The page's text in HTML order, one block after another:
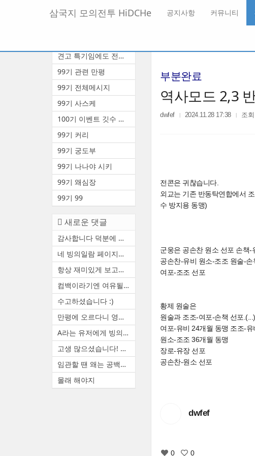
뉴
기
삼국지 모의전투 HiDCHe 공지사항 커뮤니티
부분완료
역사모드 2,3
dwfef 2024.11.28 17:38 조
전콘은 귀찮습니다.
외교는 기존 반동탁연합에서
수 방지용 동맹)
군웅은 공손찬 원소 선포 손책-
공손찬-유비 원소-조조 원술-손
여포-조조 선포
황제 원술은
원술과 조조-여포-손책 선포.(...)
여포-유비 24개월 동맹 조조-유
원소-조조 36개월 동맹
장로-유장 선포
공손찬-원소 선포
dwfef
0 0
견고 특기임에도 전투중 부상 ...
99기 관련 만평
99기 전체메시지
99기 사스케
100기 이벤트 깃수 안내(수정3)
99기 커리
99기 궁도부
99기 나나야 시키
99기 왜심장
99기 99
새로운 댓글
감사합니다 덕분에 천통했어요
네 빙의일람 페이지에서 볼 수...
항상 재미있게 보고있습니다. ...
컴백이라기엔 여유될때마다 랜...
수고하셨습니다 :)
만평에 오르다니 영광입니다. ...
A라는 유저에게 빙의하면 A(본...
고생 많으셨습니다! 늦은 시간...
임관할 땐 왜는 공백지였기 때...
몰래 해야지